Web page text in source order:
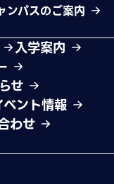
ンパスのご案内
入学案内
せ
ベント情報
わせ